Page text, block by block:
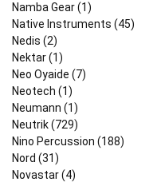
Namba Gear (1)
Native Instruments (45)
Nedis (2)
Nektar (1)
Neo Oyaide (7)
Neotech (1)
Neumann (1)
Neutrik (729)
Nino Percussion (188)
Nord (31)
Novastar (4)